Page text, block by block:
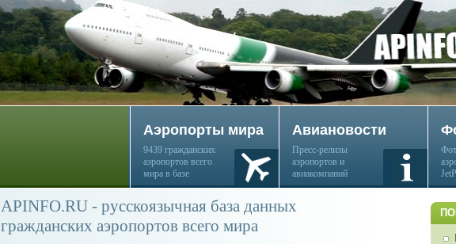
Аэропорты мира
9439 гражданских
аэропортов всего
мира в базе
Авиановости
Пресс-релизы
аэропортов и
авиакомпаний
APINFO.RU - русскоязычная база данных
гражданских аэропортов всего мира